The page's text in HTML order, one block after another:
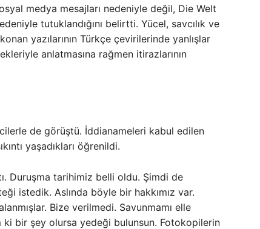
medya mesajları nedeniyle değil, Die Welt
tutuklandığını belirtti. Yücel, savcılık ve
yazılarının Türkçe çevirilerinde yanlışlar
anlatmasına rağmen itirazlarının
de görüştü. İddianameleri kabul edilen
yaşadıkları öğrenildi.
Duruşma tarihimiz belli oldu. Şimdi de
istedik. Aslında böyle bir hakkımız var.
Bize verilmedi. Savunmamı elle
bir şey olursa yedeği bulunsun. Fotokopilerin